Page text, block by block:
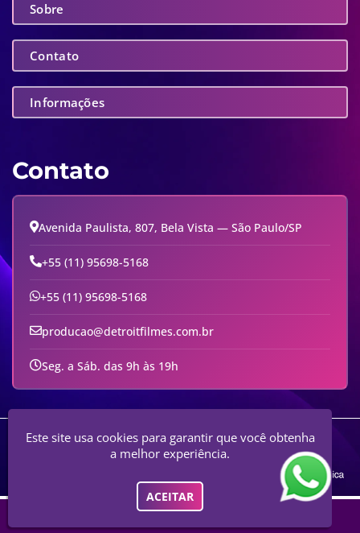
Sobre
Contato
Informações
Contato
Avenida Paulista, 807, Bela Vista — São Paulo/SP
+55 (11) 95698-5168
+55 (11) 95698-5168
producao@detroitfilmes.com.br
Seg. a Sáb. das 9h às 19h
Engaja Comunicação E Serviços Digitais - Audiovisual E Comunicação
Este site usa cookies para garantir que você obtenha
a melhor experiência.
ACEITAR